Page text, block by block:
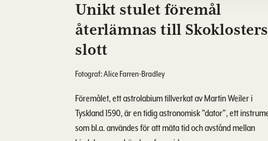
Unikt stulet föremål
återlämnas till Skoklosters
slott
Fotograf: Alice Farren-Bradley
Föremålet, ett astrolabium tillverkat av Martin Weiler i
Tyskland 1590, är en tidig astronomisk ”dator”, ett
som bl.a. användes för att mäta tid och avstånd mellan